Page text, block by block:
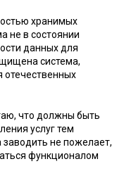
хранимых
не в состоянии
данных для
система,
отечественных
что должны быть
услуг тем
не пожелает,
функционалом